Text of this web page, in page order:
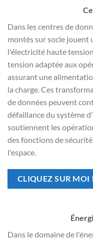
Dans les centres de
montés sur socle jouent
l'électricité haute
tension adaptée aux
assurant une
la charge. Ces
de données peuvent
défaillance du système
soutiennent les
des fonctions de
l'espace.
CLIQUEZ SUR MOI !
Dans le domaine de